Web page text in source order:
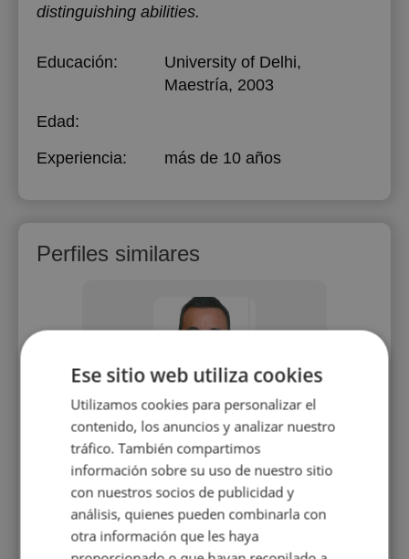
distinguishing abilities.
Educación: University of Delhi,
Maestría, 2003
Edad:
Experiencia:
más de 10 años
Perfiles similares
Antonio Pujante Del Amor
Director financiero con mas de 15
años de experiencia
20 €/h
Ese sitio web utiliza cookies
Utilizamos cookies para personalizar el
contenido, los anuncios y analizar nuestro
tráfico. También compartimos
información sobre su uso de nuestro sitio
con nuestros socios de publicidad y
análisis, quienes pueden combinarla con
otra información que les haya